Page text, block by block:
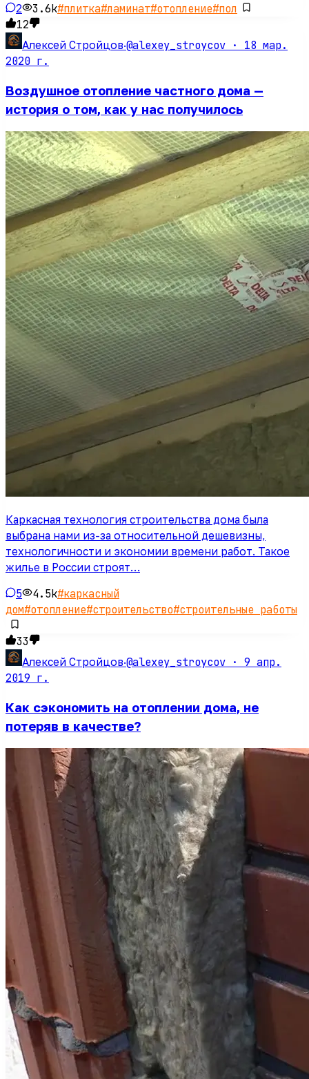
2 3.6k#плитка#ламинат#отопление#пол
12
Алексей Стройцов·@alexey_stroycov · 18 мар.
2020 г.
Воздушное отопление частного дома —
история о том, как у нас получилось
Каркасная технология строительства дома была
выбрана нами из-за относительной дешевизны,
технологичности и экономии времени работ. Такое
жилье в России строят…
5 4.5k#каркасный
дом#отопление#строительство#строительные работы
33
Алексей Стройцов·@alexey_stroycov · 9 апр.
2019 г.
Как сэкономить на отоплении дома, не
потеряв в качестве?